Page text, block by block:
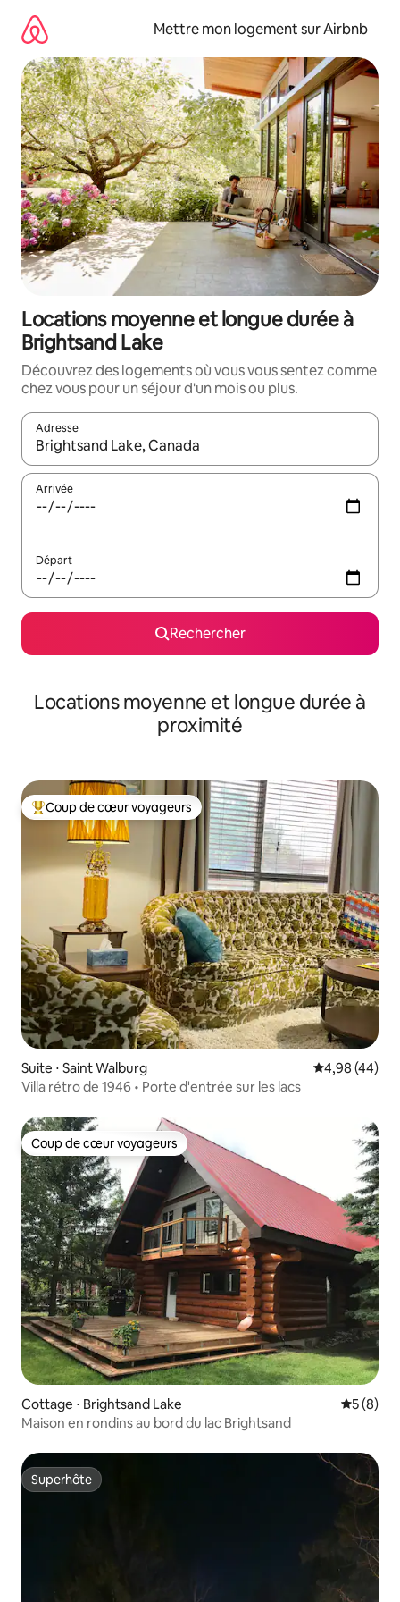
directement
contenu
Mettre mon logement sur Airbnb
Locations moyenne et longue durée à
Brightsand Lake
Découvrez des logements où vous vous sentez comme
chez vous pour un séjour d'un mois ou plus.
Adresse
Lorsque les résultats s'affichent, utilisez les flèches vers le
Arrivée
Départ
Rechercher
Locations moyenne et longue durée à
proximité
Coups de cœur voyageurs les plus appréciés
Coup de cœur voyageurs
Suite ⋅ Saint Walburg Évaluation
4,98 (44)
Villa rétro de 1946 • Porte d'entrée sur les lacs
Coup de cœur voyageurs
Coup de cœur voyageurs
Cottage ⋅ Brightsand Lake
5 (8)
Maison en rondins au bord du lac Brightsand
Superhôte
Superhôte